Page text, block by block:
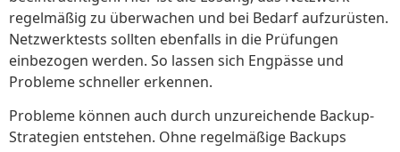
regelmäßig zu überwachen und bei Bedarf aufzurüsten.
Netzwerktests sollten ebenfalls in die Prüfungen
einbezogen werden. So lassen sich Engpässe und
Probleme schneller erkennen.
Probleme können auch durch unzureichende Backup-
Strategien entstehen. Ohne regelmäßige Backups